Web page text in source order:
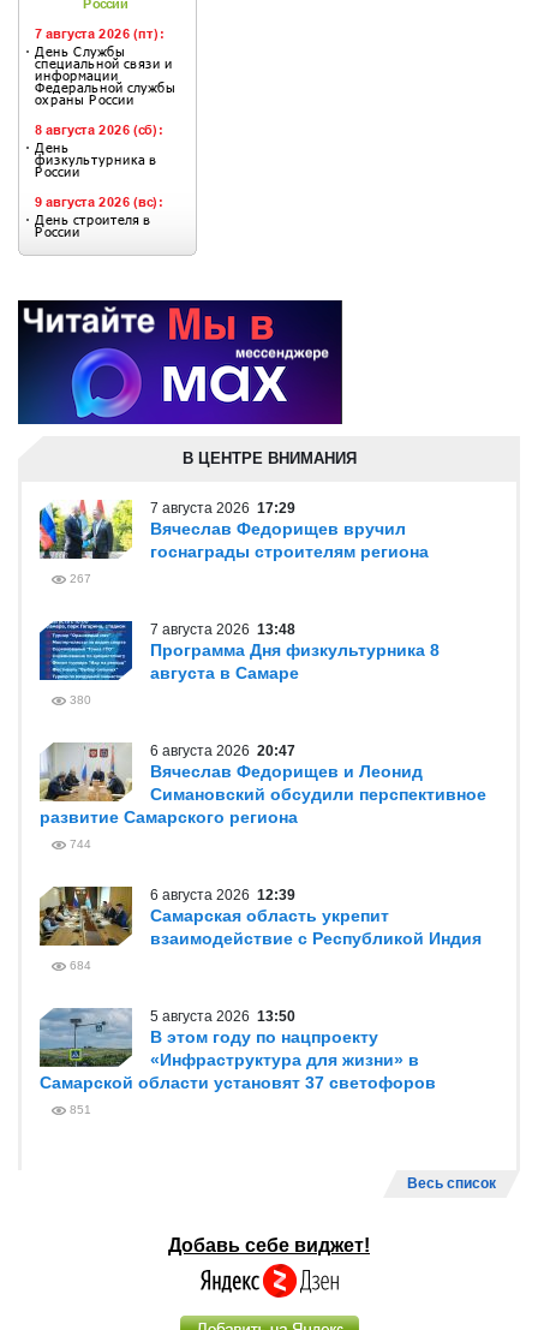
В ЦЕНТРЕ ВНИМАНИЯ
7 августа 2026 17:29
Вячеслав Федорищев вручил
госнаграды строителям региона
267
7 августа 2026 13:48
Программа Дня физкультурника 8
августа в Самаре
380
6 августа 2026 20:47
Вячеслав Федорищев и Леонид
Симановский обсудили перспективное
развитие Самарского региона
744
6 августа 2026 12:39
Самарская область укрепит
взаимодействие с Республикой Индия
684
5 августа 2026 13:50
В этом году по нацпроекту
«Инфраструктура для жизни» в
Самарской области установят 37 светофоров
851
Весь список
Добавь себе виджет!